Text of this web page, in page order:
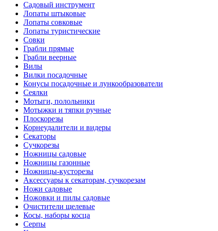
Садовый инструмент
Лопаты штыковые
Лопаты совковые
Лопаты туристические
Совки
Грабли прямые
Грабли веерные
Вилы
Вилки посадочные
Конусы посадочные и лункообразователи
Сеялки
Мотыги, полольники
Мотыжки и тяпки ручные
Плоскорезы
Корнеудалители и видеры
Секаторы
Сучкорезы
Ножницы садовые
Ножницы газонные
Ножницы-кусторезы
Аксессуары к секаторам, сучкорезам
Ножи садовые
Ножовки и пилы садовые
Очистители щелевые
Косы, наборы косца
Серпы